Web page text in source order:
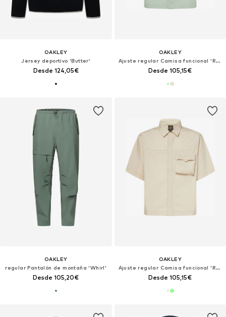
OAKLEY
Jersey deportivo 'Butter'
Desde 124,05€
OAKLEY
Ajuste regular Camisa funcional 'Reserve Momento'
Desde 105,15€
OAKLEY
regular Pantalón de montaña 'Whirl'
Desde 105,20€
OAKLEY
Ajuste regular Camisa funcional 'Reserve Momento'
Desde 105,15€